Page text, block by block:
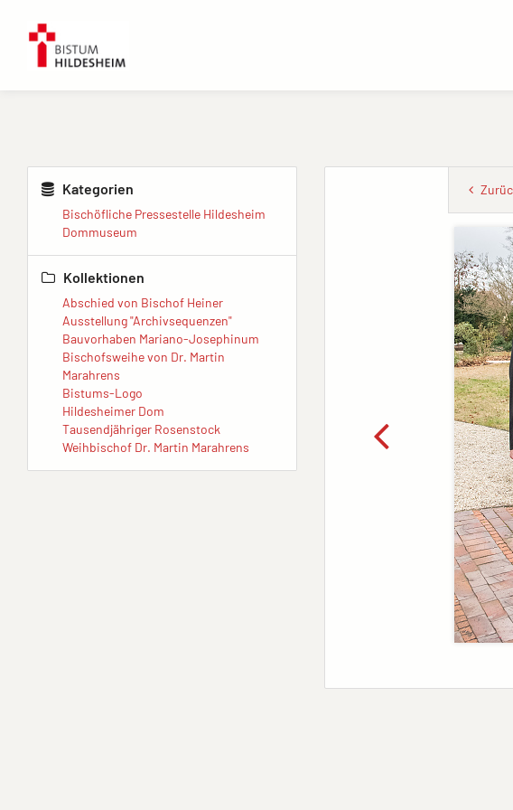
Kategorien
Bischöfliche Pressestelle Hildesheim
Dommuseum
Kollektionen
Abschied von Bischof Heiner
Ausstellung "Archivsequenzen"
Bauvorhaben Mariano-Josephinum
Bischofsweihe von Dr. Martin
Marahrens
Bistums-Logo
Hildesheimer Dom
Tausendjähriger Rosenstock
Weihbischof Dr. Martin Marahrens